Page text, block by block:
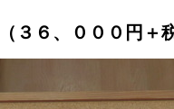
（３６、０００円＋